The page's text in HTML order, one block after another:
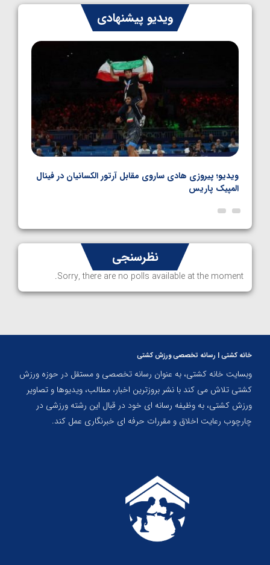
ایران چشم به راه چهار مدال در پنج وزن دوم
کشتی فرنگی نوجوانان جهان
1405/05/06
ویدیو پیشنهادی
ویدیو؛ پیروزی هادی ساروی مقابل آرتور الکسانیان در فینال
المپیک پاریس
نظرسنجی
Sorry, there are no polls available at the moment.
خانه کشتی | رسانه تخصصی ورزش کشتی
وبسایت خانه کشتی، به عنوان رسانه تخصصی و مستقل در حوزه ورزش
کشتی تلاش می کند با نشر بروزترین اخبار، مطالب، ویدیوها و تصاویر
ورزش کشتی، به وظیفه رسانه ای خود در قبال این رشته ورزشی در
چارچوب رعایت اخلاق و مقررات حرفه ای خبرنگاری عمل کند.